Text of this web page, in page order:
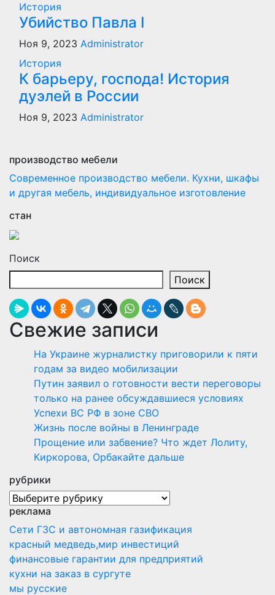
История
Убийство Павла I
Ноя 9, 2023 Administrator
История
К барьеру, господа! История
дуэлей в России
Ноя 9, 2023 Administrator
производство мебели
Современное производство мебели. Кухни, шкафы
и другая мебель, индивидуальное изготовление
стан
Поиск
Поиск
Свежие записи
На Украине журналистку приговорили к пяти
годам за видео мобилизации
Путин заявил о готовности вести переговоры
только на ранее обсуждавшиеся условиях
Успехи ВС РФ в зоне СВО
Жизнь после войны в Ленинграде
Прощение или забвение? Что ждет Лолиту,
Киркорова, Орбакайте дальше
рубрики
рубрики
реклама
Сети ГЗС и автономная газификация
красный медведь,мир инвестиций
финансовые гарантии для предприятий
кухни на заказ в сургуте
мы русские